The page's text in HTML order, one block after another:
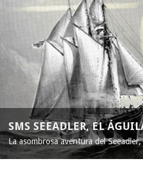
SMS SEEADLER, EL
La asombrosa aventura del